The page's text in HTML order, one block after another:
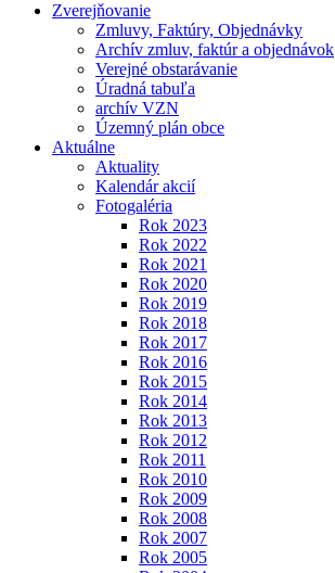
Zverejňovanie
Zmluvy, Faktúry, Objednávky
Archív zmluv, faktúr a objednávok
Verejné obstarávanie
Úradná tabuľa
archív VZN
Územný plán obce
Aktuálne
Aktuality
Kalendár akcií
Fotogaléria
Rok 2023
Rok 2022
Rok 2021
Rok 2020
Rok 2019
Rok 2018
Rok 2017
Rok 2016
Rok 2015
Rok 2014
Rok 2013
Rok 2012
Rok 2011
Rok 2010
Rok 2009
Rok 2008
Rok 2007
Rok 2005